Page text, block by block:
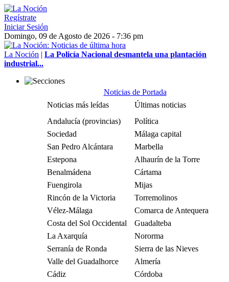
Regístrate
Iniciar Sesión
Domingo, 09 de Agosto de 2026 - 7:36 pm
La Noción | La Policía Nacional desmantela una plantación
industrial...
Noticias de Portada
Noticias más leídas
Últimas noticias
Andalucía (provincias)
Política
Sociedad
Málaga capital
San Pedro Alcántara
Marbella
Estepona
Alhaurín de la Torre
Benalmádena
Cártama
Fuengirola
Mijas
Rincón de la Victoria
Torremolinos
Vélez-Málaga
Comarca de Antequera
Costa del Sol Occidental
Guadalteba
La Axarquía
Nororma
Serranía de Ronda
Sierra de las Nieves
Valle del Guadalhorce
Almería
Cádiz
Córdoba